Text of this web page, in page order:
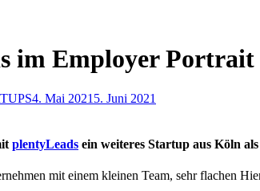
im Employer Portrait
4. Mai 2021 5. Juni 2021
plentyLeads ein weiteres Startup aus Köln
mit einem kleinen Team, sehr flachen